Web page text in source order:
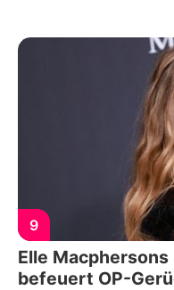
9
Elle
befeuert OP-